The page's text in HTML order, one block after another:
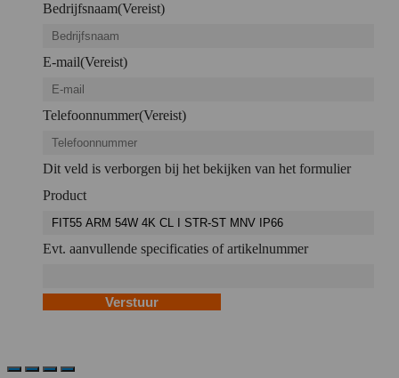
Bedrijfsnaam(Vereist)
E-mail(Vereist)
Telefoonnummer(Vereist)
Dit veld is verborgen bij het bekijken van het formulier
Product
Evt. aanvullende specificaties of artikelnummer